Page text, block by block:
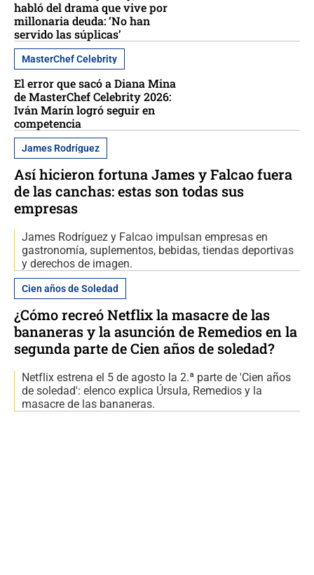
habló del drama que vive por
millonaria deuda: ‘No han
servido las súplicas’
MasterChef Celebrity
El error que sacó a Diana Mina
de MasterChef Celebrity 2026:
Iván Marín logró seguir en
competencia
James Rodríguez
Así hicieron fortuna James y Falcao fuera
de las canchas: estas son todas sus
empresas
James Rodríguez y Falcao impulsan empresas en
gastronomía, suplementos, bebidas, tiendas deportivas
y derechos de imagen.
Cien años de Soledad
¿Cómo recreó Netflix la masacre de las
bananeras y la asunción de Remedios en la
segunda parte de Cien años de soledad?
Netflix estrena el 5 de agosto la 2.ª parte de 'Cien años
de soledad': elenco explica Úrsula, Remedios y la
masacre de las bananeras.